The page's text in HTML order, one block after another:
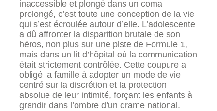
inaccessible et plongé dans un coma
prolongé, c’est toute une conception de la vie
qui s’est écroulée autour d’elle. L’adolescente
a dû affronter la disparition brutale de son
héros, non plus sur une piste de Formule 1,
mais dans un lit d’hôpital où la communication
était strictement contrôlée. Cette coupure a
obligé la famille à adopter un mode de vie
centré sur la discrétion et la protection
absolue de leur intimité, forçant les enfants à
grandir dans l’ombre d’un drame national.